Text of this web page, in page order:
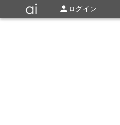
ログイン